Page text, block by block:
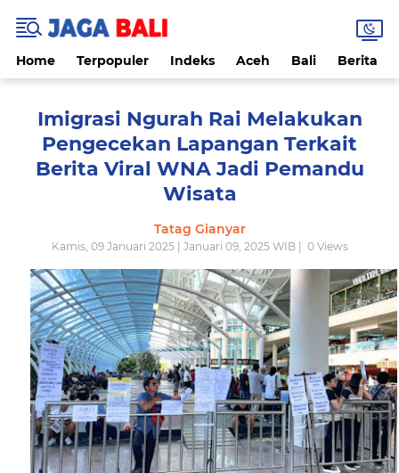
Home Terpopuler Indeks Aceh Bali Berita
Imigrasi Ngurah Rai Melakukan
Pengecekan Lapangan Terkait
Berita Viral WNA Jadi Pemandu
Wisata
Tatag Gianyar
Kamis, 09 Januari 2025 | Januari 09, 2025 WIB | 0Views